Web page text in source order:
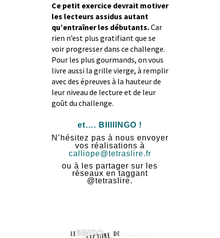
Ce petit exercice devrait motiver
les lecteurs assidus autant
qu’entraîner les débutants.Car
rien n’est plus gratifiant que se
voir progresser dans ce challenge.
Pour les plus gourmands, on vous
livre aussi la grille vierge, à remplir
avec des épreuves à la hauteur de
leur niveau de lecture et de leur
goût du challenge.
et…. BIIIIINGO !
N’hésitez pas à nous envoyer
vos réalisations à
calliope@tetraslire.fr
ou à les partager sur les
réseaux en taggant
@tetraslire.